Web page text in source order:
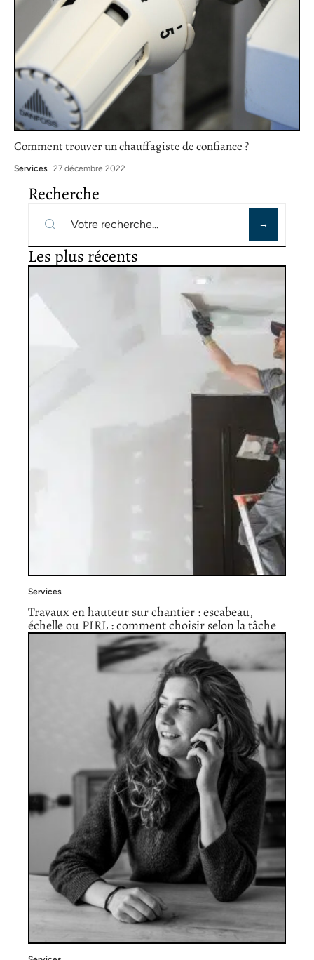
Comment trouver un chauffagiste de confiance ?
Services 27 décembre 2022
Recherche
Les plus récents
Services
Travaux en hauteur sur chantier : escabeau,
échelle ou PIRL : comment choisir selon la tâche